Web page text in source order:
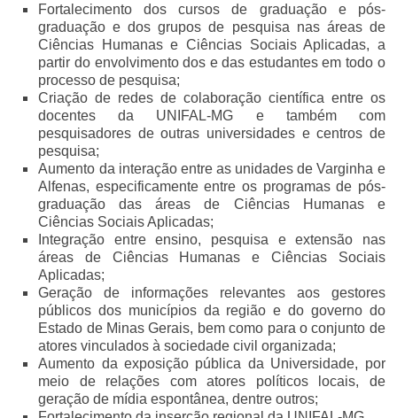
Fortalecimento dos cursos de graduação e pós-
graduação e dos grupos de pesquisa nas áreas de
Ciências Humanas e Ciências Sociais Aplicadas, a
partir do envolvimento dos e das estudantes em todo o
processo de pesquisa;
Criação de redes de colaboração científica entre os
docentes da UNIFAL-MG e também com
pesquisadores de outras universidades e centros de
pesquisa;
Aumento da interação entre as unidades de Varginha e
Alfenas, especificamente entre os programas de pós-
graduação das áreas de Ciências Humanas e
Ciências Sociais Aplicadas;
Integração entre ensino, pesquisa e extensão nas
áreas de Ciências Humanas e Ciências Sociais
Aplicadas;
Geração de informações relevantes aos gestores
públicos dos municípios da região e do governo do
Estado de Minas Gerais, bem como para o conjunto de
atores vinculados à sociedade civil organizada;
Aumento da exposição pública da Universidade, por
meio de relações com atores políticos locais, de
geração de mídia espontânea, dentre outros;